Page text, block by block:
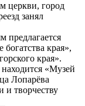
церкви, город
занял
предлагается
края»,
края».
«Музей
Лопарёва
и творчеству